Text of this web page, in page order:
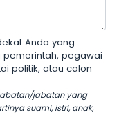
Anda yang
pegawai
politik, atau calon
jabatan yang
suami, istri, anak,